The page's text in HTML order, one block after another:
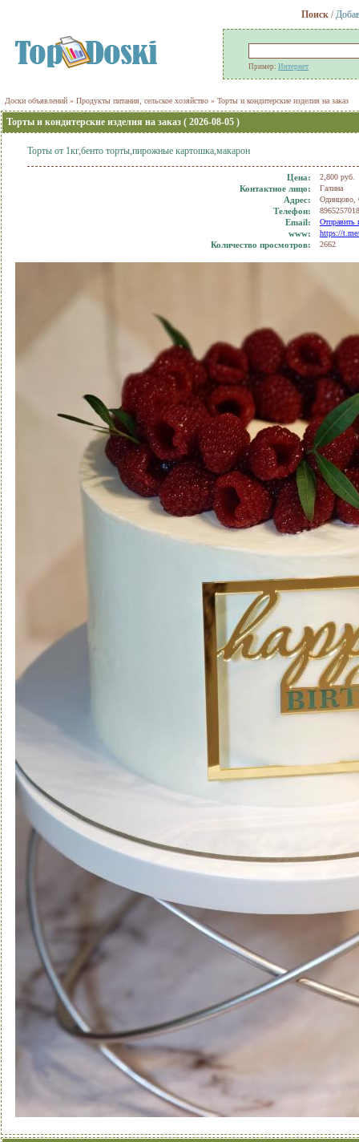
Поиск/
Пример: Интернет
Доски объявлений » Продукты питания, сельское хозяйство » Торты и кондитерские изделия на заказ
Торты и кондитерские изделия на заказ ( 2026-08-05 )
Торты от 1кг,бенто торты,пирожные картошка,макарон
Цена: 2,800 руб.
Контактное лицо: Галина
Адрес: Одинцово,
Телефон:
Еmail: Отправить
www: https://
Количество просмотров: 2662